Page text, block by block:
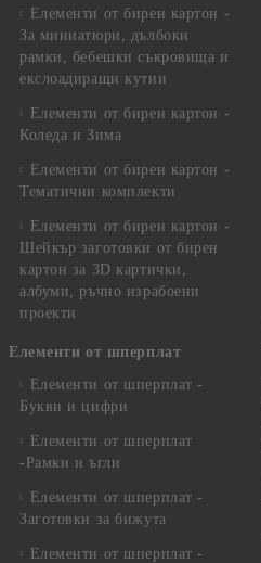
Елементи от бирен картон -
За миниатюри, дълбоки
рамки, бебешки съкровища и
екслоадиращи кутии
Елементи от бирен картон -
Коледа и Зима
Елементи от бирен картон -
Тематични комплекти
Елементи от бирен картон -
Шейкър заготовки от бирен
картон за 3D картички,
албуми, ръчно израбоени
проекти
Елементи от шперплат
Елементи от шперплат -
Букви и цифри
Елементи от шперплат
-Рамки и ъгли
Елементи от шперплат -
Заготовки за бижута
Елементи от шперплат -